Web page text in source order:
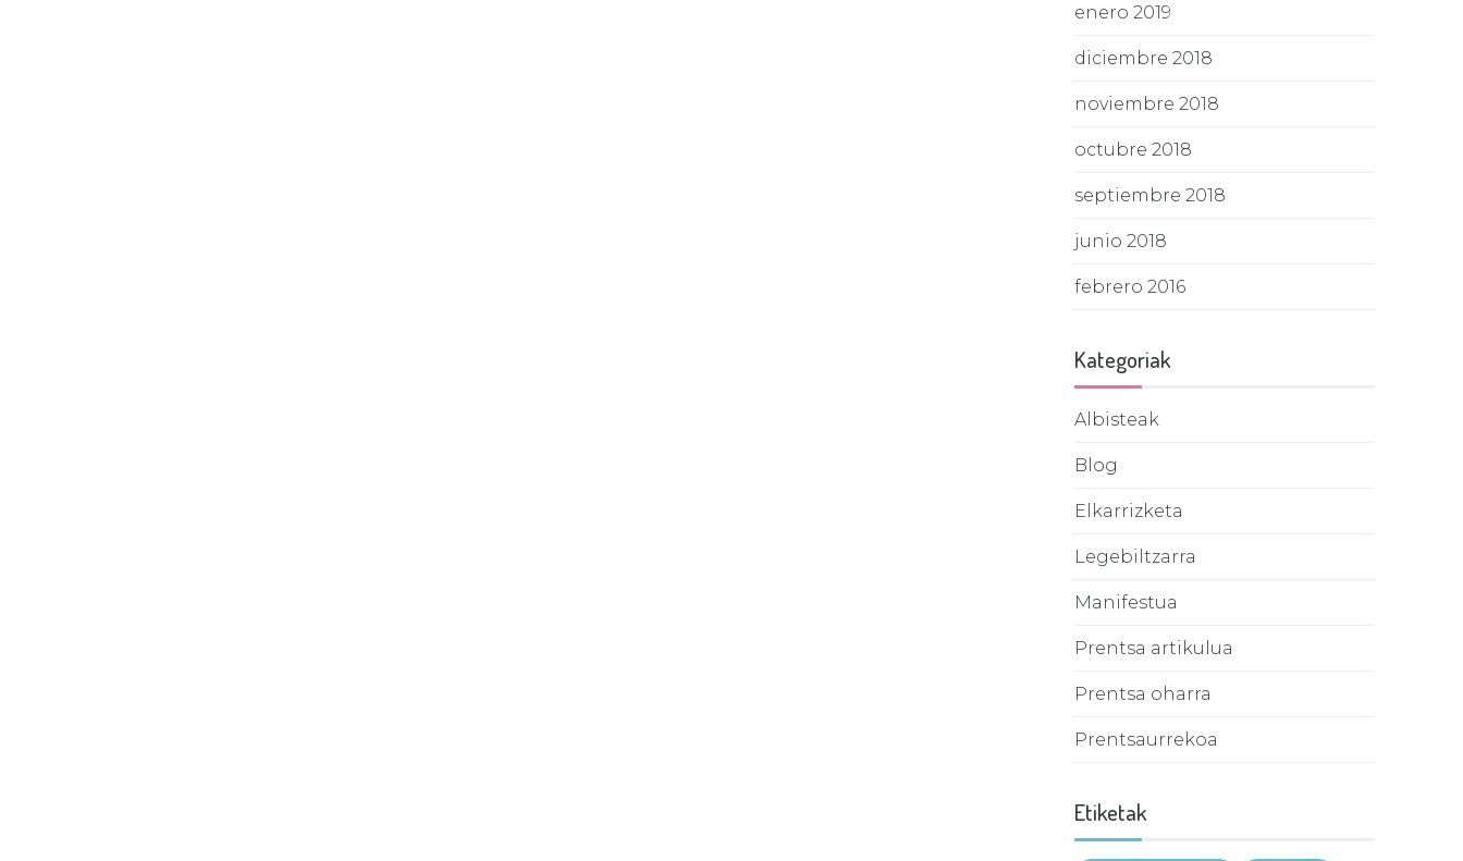
enero 2019
diciembre 2018
noviembre 2018
octubre 2018
septiembre 2018
junio 2018
febrero 2016
Kategoriak
Albisteak
Blog
Elkarrizketa
Legebiltzarra
Manifestua
Prentsa artikulua
Prentsa oharra
Prentsaurrekoa
Etiketak